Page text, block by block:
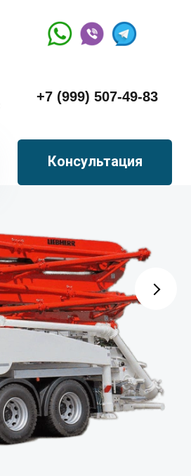
+7 (999) 507-49-83
Консультация